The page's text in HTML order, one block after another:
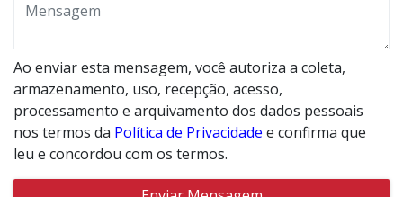
Ao enviar esta mensagem, você autoriza a coleta,
armazenamento, uso, recepção, acesso,
processamento e arquivamento dos dados pessoais
nos termos da Política de Privacidade e confirma que
leu e concordou com os termos.